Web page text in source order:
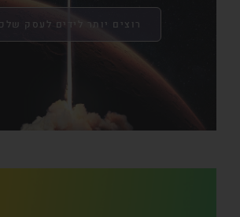
רוצים יותר לידים לעסק